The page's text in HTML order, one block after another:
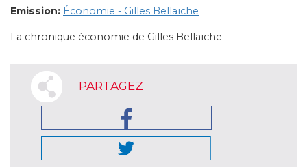
Emission: Économie - Gilles Bellaïche
La chronique économie de Gilles Bellaïche
PARTAGEZ